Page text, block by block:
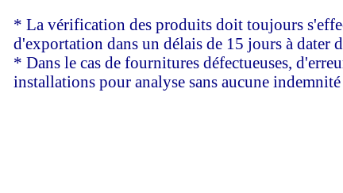
* La vérification des produits doit toujours
d'exportation dans un délais de 15 jours à dater
* Dans le cas de fournitures défectueuses,
installations pour analyse sans aucune